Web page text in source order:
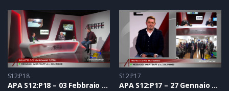
S12:P18
APA S12:P18 – 03 Febbraio 2022
S12:P17
APA S12:P17 – 27 Gennaio 2022